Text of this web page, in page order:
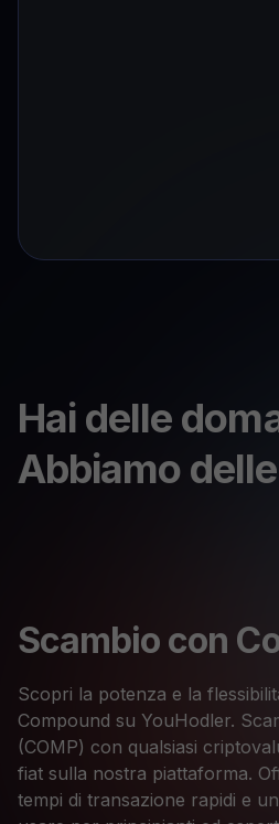
Hai delle
Abbiamo
Scambio con
Scopri la potenza e la
Compound su YouHodler.
(COMP) con qualsiasi
fiat sulla nostra piattaforma.
tempi di transazione rapidi e